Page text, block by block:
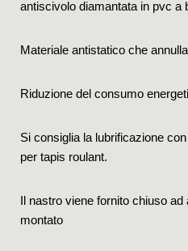
antiscivolo diamantata in pvc a
Materiale antistatico che
Riduzione del consumo
Si consiglia la lubrificazione
per tapis roulant.
Il nastro viene fornito chiuso
montato